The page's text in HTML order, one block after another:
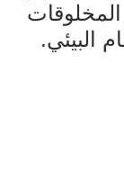
البيئي.